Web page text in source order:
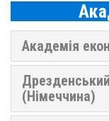
Академія
Дрезденський
(Німеччина)